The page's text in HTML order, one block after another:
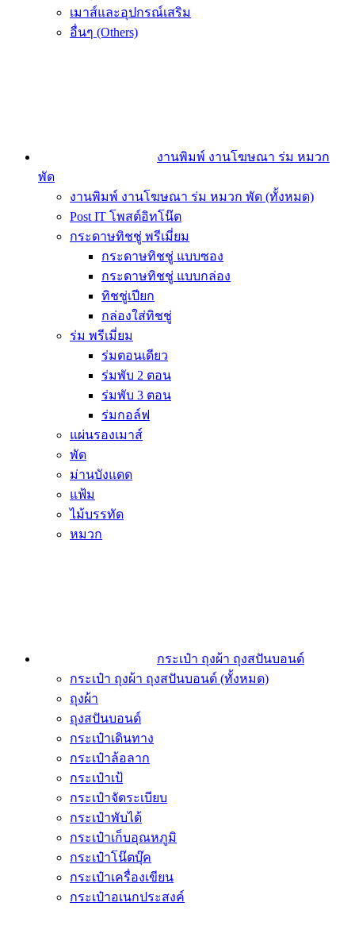
เมาส์และอุปกรณ์เสริม
อื่นๆ (Others)
งานพิมพ์ งานโฆษณา ร่ม หมวก
พัด
งานพิมพ์ งานโฆษณา ร่ม หมวก พัด (ทั้งหมด)
Post IT โพสต์อิทโน๊ต
กระดาษทิชชู่ พรีเมี่ยม
กระดาษทิชชู่ แบบซอง
กระดาษทิชชู่ แบบกล่อง
ทิชชู่เปียก
กล่องใส่ทิชชู่
ร่ม พรีเมี่ยม
ร่มตอนเดียว
ร่มพับ 2 ตอน
ร่มพับ 3 ตอน
ร่มกอล์ฟ
แผ่นรองเมาส์
พัด
ม่านบังแดด
แฟ้ม
ไม้บรรทัด
หมวก
กระเป๋า ถุงผ้า ถุงสปันบอนด์
กระเป๋า ถุงผ้า ถุงสปันบอนด์ (ทั้งหมด)
ถุงผ้า
ถุงสปันบอนด์
กระเป๋าเดินทาง
กระเป๋าล้อลาก
กระเป๋าเป้
กระเป๋าจัดระเบียบ
กระเป๋าพับได้
กระเป๋าเก็บอุณหภูมิ
กระเป๋าโน๊ตบุ๊ค
กระเป๋าเครื่องเขียน
กระเป๋าอเนกประสงค์